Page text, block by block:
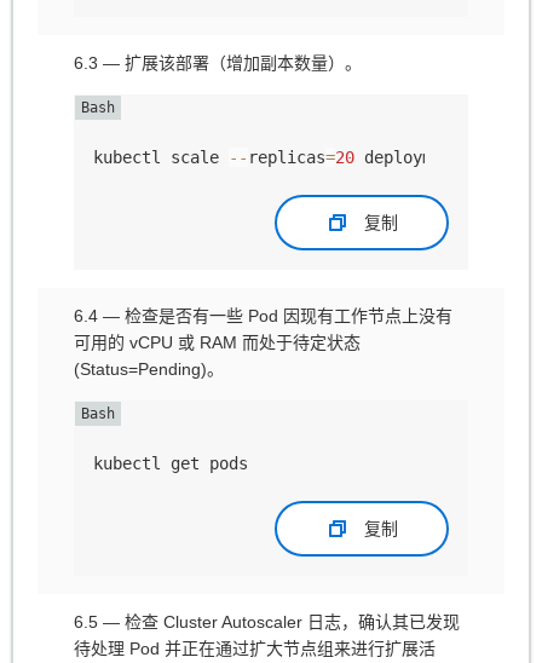
6.3 — 扩展该部署（增加副本数量）。
kubectl scale -- replicas=20 deployment
复制
6.4 — 检查是否有一些 Pod 因现有工作节点上没有
可用的 vCPU 或 RAM 而处于待定状态
(Status=Pending)。
kubectl get pods
复制
6.5 — 检查 Cluster Autoscaler 日志，确认其已发现
待处理 Pod 并正在通过扩大节点组来进行扩展活